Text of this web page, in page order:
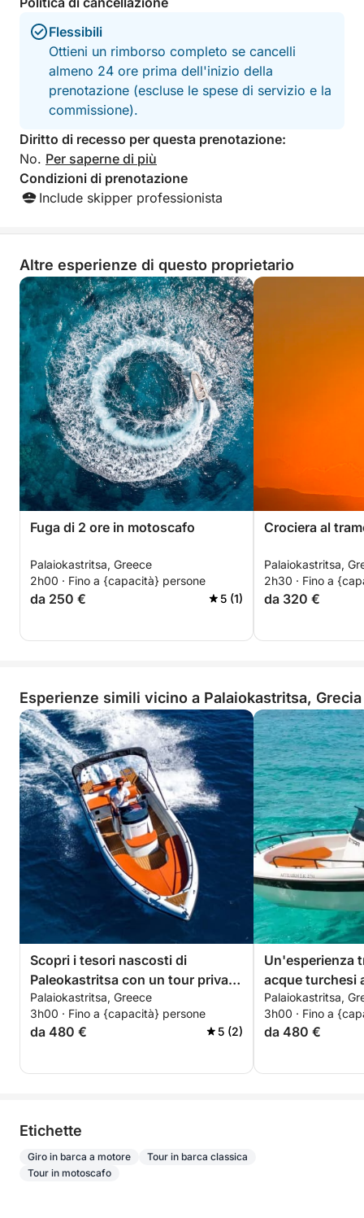
Flessibili
Ottieni un rimborso completo se cancelli
almeno 24 ore prima dell'inizio della
prenotazione (escluse le spese di servizio e la
commissione).
Diritto di recesso per questa prenotazione:
No. Per saperne di più
Condizioni di prenotazione
Include skipper professionista
Altre esperienze di questo proprietario
Fuga di 2 ore in motoscafo
Palaiokastritsa, Greece
2h00 · Fino a {capacità} persone
da 250 € 5 (1)
Crociera al
Palaiokastritsa,
2h30 · Fino a
da 320 €
Esperienze simili vicino a Palaiokastritsa, Grecia
Scopri i tesori nascosti di
Paleokastritsa con un tour privato
in barca.
Palaiokastritsa, Greece
3h00 · Fino a {capacità} persone
da 480 € 5 (2)
Un'esperienza
acque turchesi
Palaiokastritsa,
3h00 · Fino a
da 480 €
Etichette
Giro in barca a motore
Tour in barca classica
Tour in motoscafo